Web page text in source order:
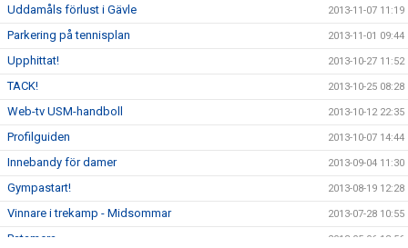
Uddamåls förlust i Gävle 2013-11-07 11:19
Parkering på tennisplan 2013-11-01 09:44
Upphittat! 2013-10-27 11:52
TACK! 2013-10-25 08:28
Web-tv USM-handboll 2013-10-12 22:35
Profilguiden 2013-10-07 14:44
Innebandy för damer 2013-09-04 11:30
Gympastart! 2013-08-19 12:28
Vinnare i trekamp - Midsommar 2013-07-28 10:55
Patamera 2013-05-06 13:56